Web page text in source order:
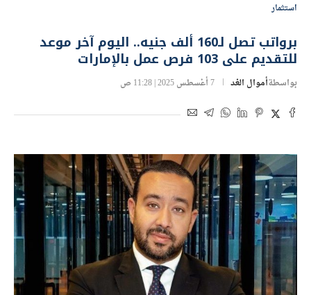
استثمار
برواتب تصل لـ160 ألف جنيه.. اليوم آخر موعد
للتقديم على 103 فرص عمل بالإمارات
بواسطةأموال الغد 7 أغسطس 2025 | 11:28 ص